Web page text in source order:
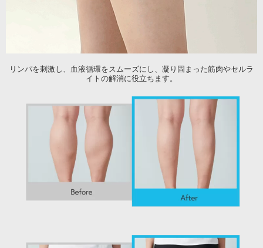
リンパを刺激し、血液循環をスムーズにし、 凝り固まった筋肉やセルラ
イトの解消に役立ちます。